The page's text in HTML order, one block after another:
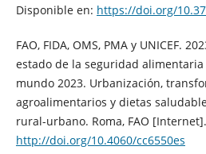
Disponible en: https://doi.org/
FAO, FIDA, OMS, PMA y UNICEF.
estado de la seguridad
mundo 2023. Urbanización,
agroalimentarios y dietas
rural-urbano. Roma, FAO
http://doi.org/10.4060/cc6550es